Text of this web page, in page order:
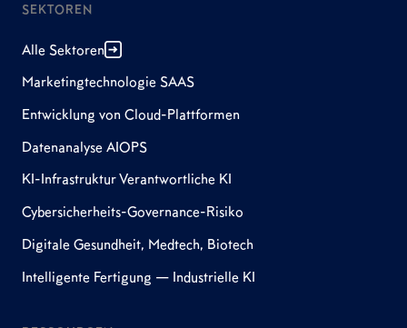
SEKTOREN
Alle Sektoren
Marketingtechnologie SAAS
Entwicklung von Cloud-Plattformen
Datenanalyse AIOPS
KI-Infrastruktur Verantwortliche KI
Cybersicherheits-Governance-Risiko
Digitale Gesundheit, Medtech, Biotech
Intelligente Fertigung — Industrielle KI